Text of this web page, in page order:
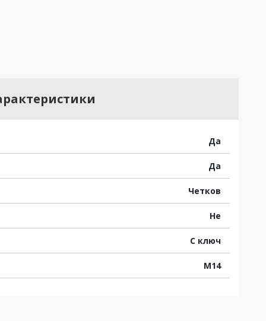
Да
Да
Четков
Не
С ключ
M14